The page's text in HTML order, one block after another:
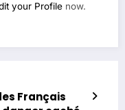
your Profile now.
Français